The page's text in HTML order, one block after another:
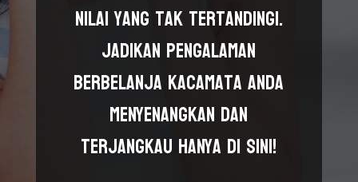
nilai yang tak tertandingi.
Jadikan pengalaman
berbelanja kacamata Anda
menyenangkan dan
terjangkau hanya di sini!